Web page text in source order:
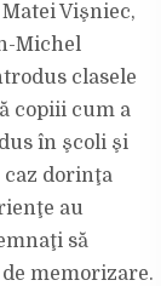
Vişniec,
Michel
clasele
copiii cum a
în şcoli şi
dorinţa
au
să
memorizare.